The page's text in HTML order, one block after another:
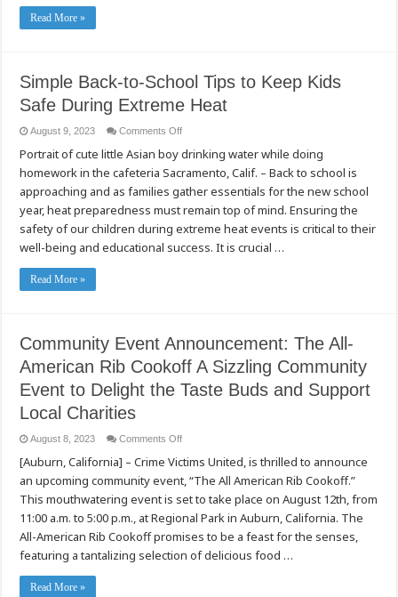
Read More »
Simple Back-to-School Tips to Keep Kids
Safe During Extreme Heat
August 9, 2023 Comments Offon
Back-
to-
School
to
Kids
Safe
During
Extreme
Portrait of cute little Asian boy drinking water while doing
homework in the cafeteria Sacramento, Calif. – Back to school is
approaching and as families gather essentials for the new school
year, heat preparedness must remain top of mind. Ensuring the
safety of our children during extreme heat events is critical to their
well-being and educational success. It is crucial …
Read More »
Community Event Announcement: The All-
American Rib Cookoff A Sizzling Community
Event to Delight the Taste Buds and Support
Local Charities
August 8, 2023 Comments Offon
Event
Announcement:
The
American
Rib
Cookoff
A
Sizzling
Community
[Auburn, California] – Crime Victims United, is thrilled to announce
an upcoming community event, “The All American Rib Cookoff.”
This mouthwatering event is set to take place on August 12th, from
11:00 a.m. to 5:00 p.m., at Regional Park in Auburn, California. The
All-American Rib Cookoff promises to be a feast for the senses,
featuring a tantalizing selection of delicious food …
Read More »